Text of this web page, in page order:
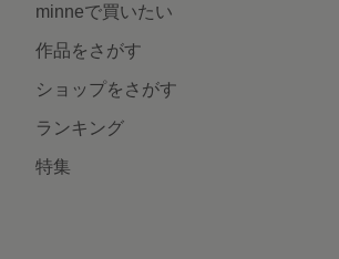
minneで買いたい
作品をさがす
ショップをさがす
ランキング
特集